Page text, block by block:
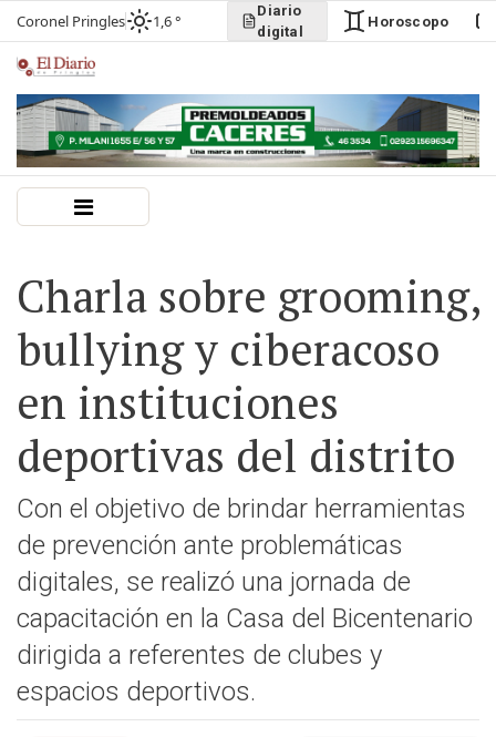
Coronel Pringles 1,6 °
Diario
digital
Horoscopo
Charla sobre grooming,
bullying y ciberacoso
en instituciones
deportivas del distrito
Con el objetivo de brindar herramientas
de prevención ante problemáticas
digitales, se realizó una jornada de
capacitación en la Casa del Bicentenario
dirigida a referentes de clubes y
espacios deportivos.